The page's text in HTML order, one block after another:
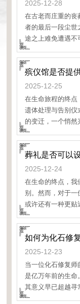
2025-12-28
在古老而庄重的丧
者的最后一段尘世
途之上难免遭遇不
的动物迁徙不期而
命礼敬的深刻
殡仪馆是否提
2025-12-25
在生命旅程的终点
遗体处理与告别仪
的变迁，一个悄
仪馆是否提供逝者
务的一次
2025-12-24
在生命的终点，我
别。然而，对于一
或许还有一种更
成一场“逝者收集
一场以线条、数据
如何为化石修
2025-12-23
当一位化石修复师
是亿万年前的生命
其意义早已超越寻
次生命